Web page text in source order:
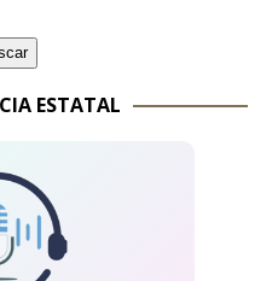
ESTATAL